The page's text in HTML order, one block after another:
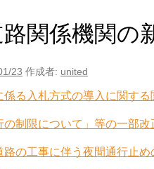
関係機関の
23 作成者: united
係る入札方式の導入に関す
の制限について」等の一部
路の工事に伴う夜間通行止め